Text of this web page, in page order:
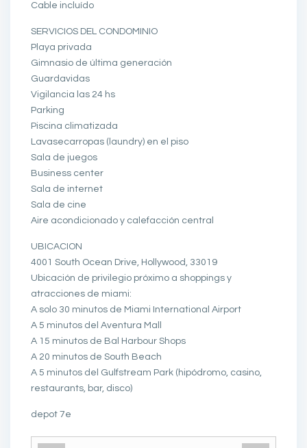
Cable incluído
SERVICIOS DEL CONDOMINIO
Playa privada
Gimnasio de última generación
Guardavidas
Vigilancia las 24 hs
Parking
Piscina climatizada
Lavasecarropas (laundry) en el piso
Sala de juegos
Business center
Sala de internet
Sala de cine
Aire acondicionado y calefacción central
UBICACION
4001 South Ocean Drive, Hollywood, 33019
Ubicación de privilegio próximo a shoppings y
atracciones de miami:
A solo 30 minutos de Miami International Airport
A 5 minutos del Aventura Mall
A 15 minutos de Bal Harbour Shops
A 20 minutos de South Beach
A 5 minutos del Gulfstream Park (hipódromo, casino,
restaurants, bar, disco)
depot 7e